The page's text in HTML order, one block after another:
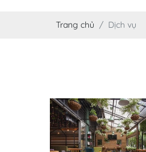
Trang chủ Dịch vụ